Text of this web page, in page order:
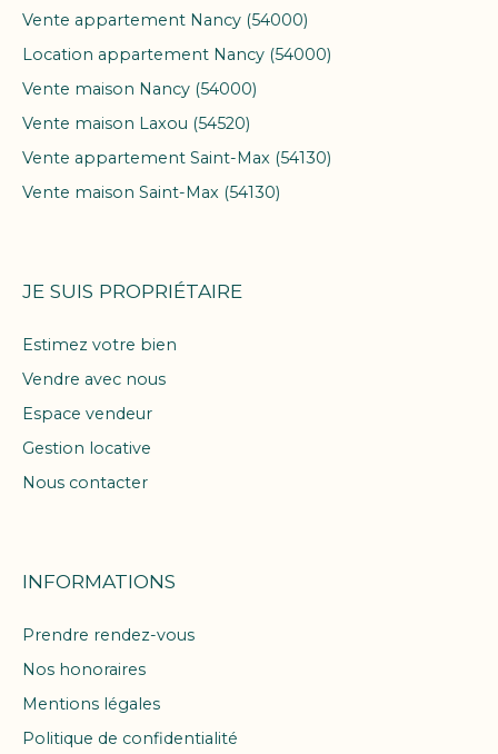
Vente appartement Nancy (54000)
Location appartement Nancy (54000)
Vente maison Nancy (54000)
Vente maison Laxou (54520)
Vente appartement Saint-Max (54130)
Vente maison Saint-Max (54130)
JE SUIS PROPRIÉTAIRE
Estimez votre bien
Vendre avec nous
Espace vendeur
Gestion locative
Nous contacter
INFORMATIONS
Prendre rendez-vous
Nos honoraires
Mentions légales
Politique de confidentialité